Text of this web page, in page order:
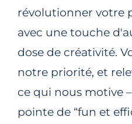
révolutionner votre
avec une touche
dose de créativité.
notre priorité, et
ce qui nous motive
pointe de “fun et